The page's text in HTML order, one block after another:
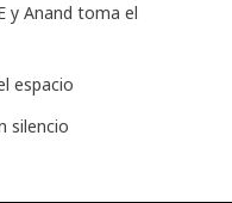
y Anand toma el
espacio
silencio